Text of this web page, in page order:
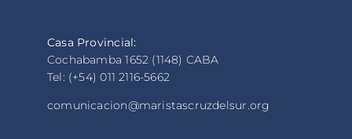
Casa Provincial:
Cochabamba 1652 (1148) CABA
Tel: (+54) 011 2116-5662
comunicacion@maristascruzdelsur.org